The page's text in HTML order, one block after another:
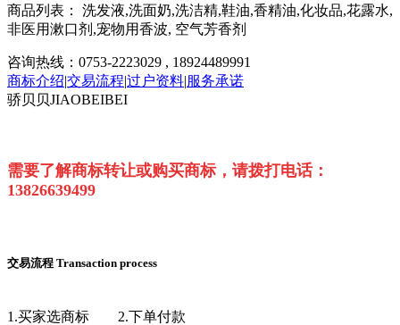
商品列表： 洗发液,洗面奶,洗洁精,鞋油,香精油,化妆品,花露水,
非医用漱口剂,宠物用香波, 空气芳香剂
咨询热线：0753-2223029 , 18924489991
商标介绍|交易流程|过户资料|服务承诺
骄贝贝JIAOBEIBEI
需要了解商标转让或购买商标，请拨打电话：
13826639499
交易流程 Transaction process
1.买家选商标 2.下单付款